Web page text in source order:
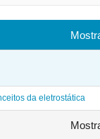
da eletrostática